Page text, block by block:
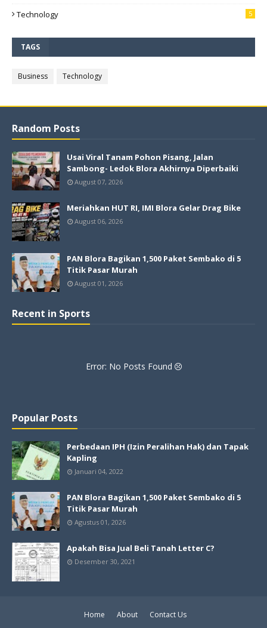
Technology 5
TAGS
Business Technology
Random Posts
Usai Viral Tanam Pohon Pisang, Jalan
Sambong- Ledok Blora Akhirnya Diperbaiki
August 07, 2026
Meriahkan HUT RI, IMI Blora Gelar Drag Bike
August 06, 2026
PAN Blora Bagikan 1,500 Paket Sembako di 5
Titik Pasar Murah
August 01, 2026
Recent in Sports
Error: No Posts Found
Popular Posts
Perbedaan IPH (Izin Peralihan Hak) dan Tapak
Kapling
Januari 04, 2022
PAN Blora Bagikan 1,500 Paket Sembako di 5
Titik Pasar Murah
Agustus 01, 2026
Apakah Bisa Jual Beli Tanah Letter C?
Desember 30, 2021
Home About Contact Us